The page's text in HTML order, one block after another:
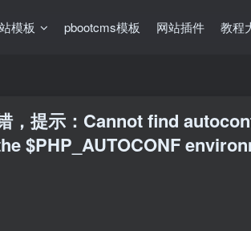
模板 pbootcms模板 网站插件 教程
，提示：Cannot find
$PHP_AUTOCONF